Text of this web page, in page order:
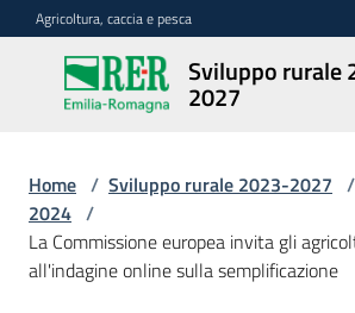
Vai al contenuto
Vai alla navigazione
Vai al footer
Agricoltura, caccia e pesca
Sviluppo rurale
2027
Sviluppo
rurale
2027
Programma
Home / Sviluppo rurale 2023-2027 /
2024 /
La Commissione europea invita gli
all'indagine online sulla semplificazione